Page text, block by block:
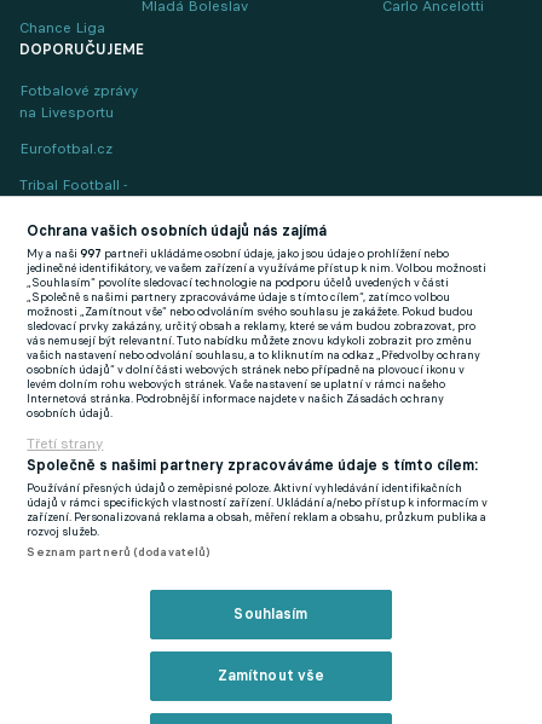
Chance Liga
Mladá Boleslav
Carlo Ancelotti
DOPORUČUJEME
Fotbalové zprávy
na Livesportu
Eurofotbal.cz
Tribal Football -
(EN)
FlashFutbal (SK)
Tenisportal.cz
Tenisové zprávy
na Livesportu
Podmínky užití
Zásady ochrany osobních údajů
GDPR a žurnalistika
Ochrana vašich osobních údajů nás zajímá
My a naši997 partneři ukládáme osobní údaje, jako jsou údaje o prohlížení nebo
jedinečné identifikátory, ve vašem zařízení a využíváme přístup k nim. Volbou možnosti
„Souhlasím“ povolíte sledovací technologie na podporu účelů uvedených v části
„Společně s našimi partnery zpracováváme údaje s tímto cílem“, zatímco volbou
možnosti „Zamítnout vše“ nebo odvoláním svého souhlasu je zakážete. Pokud budou
sledovací prvky zakázány, určitý obsah a reklamy, které se vám budou zobrazovat, pro
vás nemusejí být relevantní. Tuto nabídku můžete znovu kdykoli zobrazit pro změnu
vašich nastavení nebo odvolání souhlasu, a to kliknutím na odkaz „Předvolby ochrany
osobních údajů“ v dolní části webových stránek nebo případně na plovoucí ikonu v
levém dolním rohu webových stránek. Vaše nastavení se uplatní v rámci našeho
Internetová stránka. Podrobnější informace najdete v našich Zásadách ochrany
osobních údajů.
Třetí strany
Společně s našimi partnery zpracováváme údaje s tímto cílem:
Používání přesných údajů o zeměpisné poloze. Aktivní vyhledávání identifikačních
údajů v rámci specifických vlastností zařízení. Ukládání a/nebo přístup k informacím v
zařízení. Personalizovaná reklama a obsah, měření reklam a obsahu, průzkum publika a
rozvoj služeb.
Seznam partnerů (dodavatelů)
Souhlasím
Zamítnout vše